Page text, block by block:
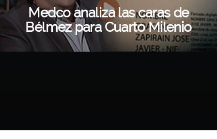
Medco analiza las caras de
Bélmez para Cuarto Milenio